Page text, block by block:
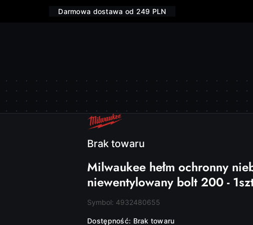
Darmowa dostawa od 249 PLN
NAZWA
PRODUCENTA:
MILWAUKEE
Brak towaru
Milwaukee hełm ochronny
niewentylowany bolt 200 -
Symbol: 4932480655
Dostępność: Brak towaru